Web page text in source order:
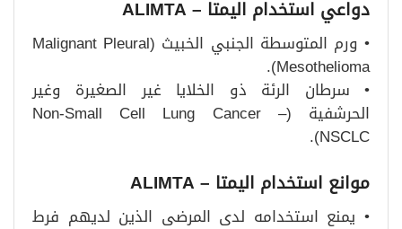
دواعي استخدام اليمتا – ALIMTA
• ورم المتوسطة الجنبي الخبيث (Malignant Pleural
Mesothelioma).
• سرطان الرئة ذو الخلايا غير الصغيرة وغير
الحرشفية (Non-Small Cell Lung Cancer –
NSCLC).
موانع استخدام اليمتا – ALIMTA
• يمنع استخدامه لدى المرضى الذين لديهم فرط